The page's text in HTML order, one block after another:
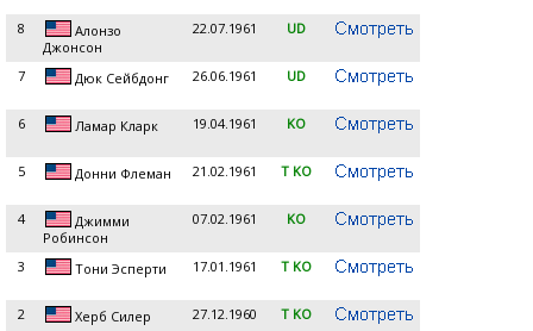
8
Алонзо
Джонсон
22.07.1961 UD
7 Дюк Сейбдонг 26.06.1961 UD
6 Ламар Кларк 19.04.1961 KO
5 Донни Флеман 21.02.1961 T KO
4
Джимми
Робинсон
07.02.1961 KO
3 Тони Эсперти 17.01.1961 T KO
2 Херб Силер 27.12.1960 T KO